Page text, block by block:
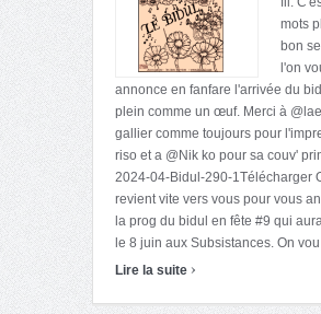
mots
bon
l'on
annonce en fanfare l'arrivée du
plein comme un œuf. Merci à
gallier comme toujours pour
riso et a @Nik ko pour sa couv'
2024-04-Bidul-290-1Télécharger
revient vite vers vous pour vous
la prog du bidul en fête #9 qui
le 8 juin aux Subsistances. On vou
Lire la suite ›